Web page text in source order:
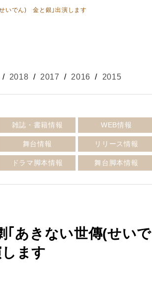
いでん) 金と銀｣出演します
/ 2018 / 2017 / 2016 / 2015
雑誌・書籍情報 WEB情報
舞台情報 リリース情報
ドラマ脚本情報 舞台脚本情報
あきない世傳(せいで
ます